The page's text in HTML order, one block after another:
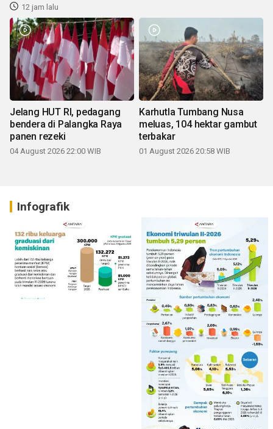
12 jam lalu
Jelang HUT RI, pedagang
bendera di Palangka Raya
panen rezeki
04 August 2026 22:00 WIB
Karhutla Tumbang Nusa
meluas, 104 hektar gambut
terbakar
01 August 2026 20:58 WIB
Infografik